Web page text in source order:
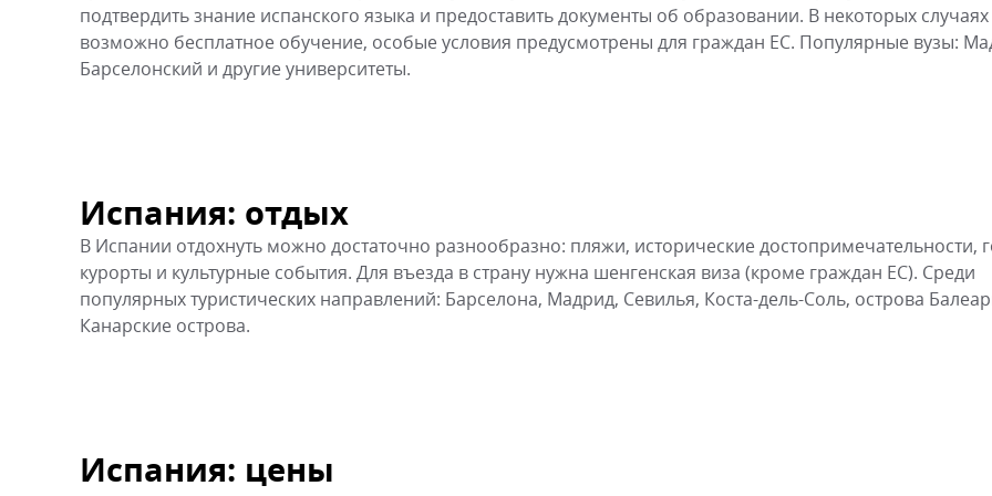
подтвердить знание испанского языка и предоставить документы об образовании. В некоторых случаях
возможно бесплатное обучение, особые условия предусмотрены для граждан ЕС. Популярные вузы:
Барселонский и другие университеты.
Испания: отдых
В Испании отдохнуть можно достаточно разнообразно: пляжи, исторические достопримечательности,
курорты и культурные события. Для въезда в страну нужна шенгенская виза (кроме граждан ЕС). Среди
популярных туристических направлений: Барселона, Мадрид, Севилья, Коста-дель-Соль, острова
Канарские острова.
Испания: цены